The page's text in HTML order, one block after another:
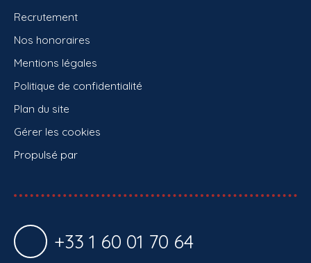
Recrutement
Nos honoraires
Mentions légales
Politique de confidentialité
Plan du site
Gérer les cookies
Propulsé par
+33 1 60 01 70 64